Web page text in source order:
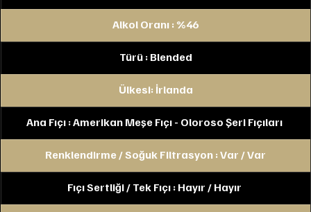
Alkol Oranı : %46
Türü : Blended
Ülkesi: İrlanda
Ana Fıçı : Amerikan Meşe Fıçı - Oloroso Şeri Fıçıları
Renklendirme / Soğuk Filtrasyon : Var / Var
Fıçı Sertliği / Tek Fıçı : Hayır / Hayır